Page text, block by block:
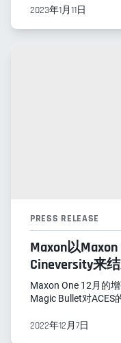
2023年1月11日
PRESS RELEASE
Maxon以
Cineversity来
Maxon One 12月的
Magic Bullet对ACES
2022年12月7日